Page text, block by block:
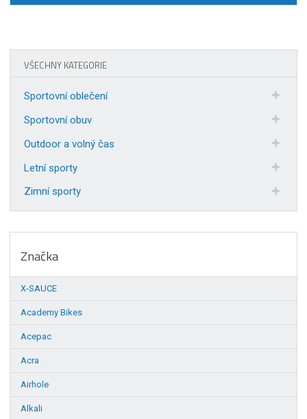
VŠECHNY KATEGORIE
Sportovní oblečení
Sportovní obuv
Outdoor a volný čas
Letní sporty
Zimní sporty
Značka
X-SAUCE
Academy Bikes
Acepac
Acra
Airhole
Alkali